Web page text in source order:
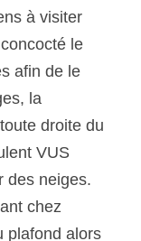
à visiter
le
afin de le
la
droite du
VUS
des neiges.
chez
plafond alors